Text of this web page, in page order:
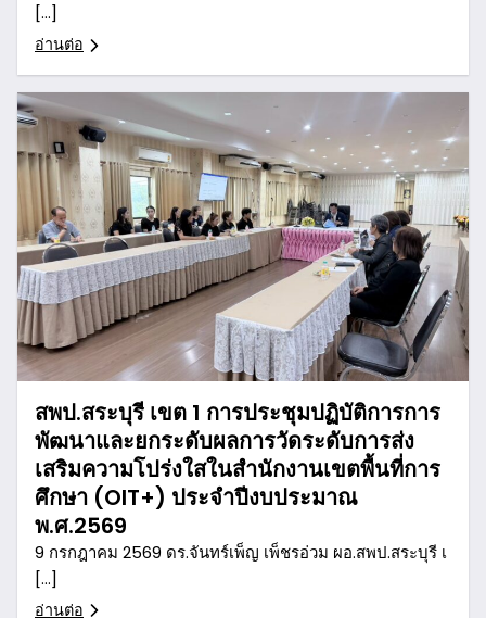
[…]
อ่านต่อ
สพป.สระบุรี เขต 1 การประชุมปฏิบัติการการ
พัฒนาและยกระดับผลการวัดระดับการส่ง
เสริมความโปร่งใสในสำนักงานเขตพื้นที่การ
ศึกษา (OIT+) ประจำปีงบประมาณ
พ.ศ.2569
9 กรกฎาคม 2569 ดร.จันทร์เพ็ญ เพ็ชรอ่วม ผอ.สพป.สระบุรี เ
[…]
อ่านต่อ